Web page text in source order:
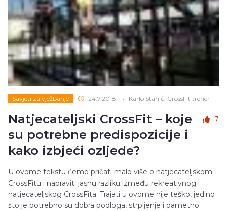
Savjeti za vježbanje 24.7.2018. • Karlo Stanić, CrossFit trener
Natjecateljski CrossFit – koje
su potrebne predispozicije i
kako izbjeći ozljede?
7
U ovome tekstu ćemo pričati malo više o natjecateljskom
CrossFitu i napraviti jasnu razliku između rekreativnog i
natjecateljskog CrossFita. Trajati u ovome nije teško, jedino
što je potrebno su dobra podloga, strpljenje i pametno